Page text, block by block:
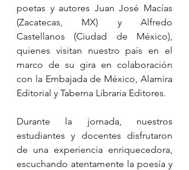
poetas y autores Juan José Macías
(Zacatecas, MX) y Alfredo
Castellanos (Ciudad de México),
quienes visitan nuestro país en el
marco de su gira en colaboración
con la Embajada de México, Alamira
Editorial y Taberna Libraria Editores.
Durante la jornada, nuestros
estudiantes y docentes disfrutaron
de una experiencia enriquecedora,
escuchando atentamente la poesía y